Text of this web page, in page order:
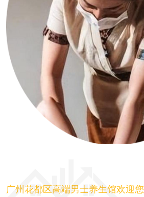
广州花都区高端男士养生馆欢迎您